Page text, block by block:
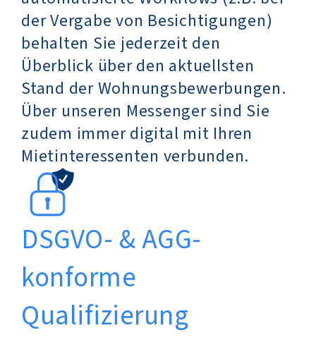
der Vergabe von Besichtigungen)
behalten Sie jederzeit den
Überblick über den aktuellsten
Stand der Wohnungsbewerbungen.
Über unseren Messenger sind Sie
zudem immer digital mit Ihren
Mietinteressenten verbunden.
DSGVO- & AGG-
konforme
Qualifizierung